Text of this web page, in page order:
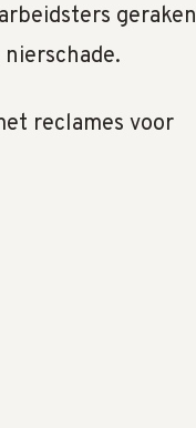
geraken
reclames voor